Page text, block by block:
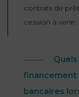
contrats de
cession à venir.
financement
bancaires